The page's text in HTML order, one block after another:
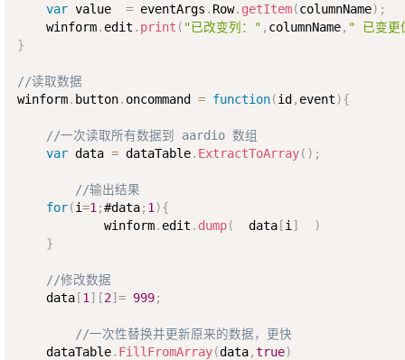
var value = eventArgs . Row. getItem(columnName) ;
    winform
. edit . print ( "已改变列：" , columnName, " 已变更
}
//读取数据
winform. button. oncommand = function(id , event){
//一次读取所有数据到 aardio 数组
var data = dataTable. ExtractToArray( ) ;
//输出结果
for(i=1 ;#data; 1 ){
            winform
. edit . dump(
  data
[i ]
)
}
//修改数据
    data
[1 ] [2] = 999;
//一次性替换并更新原来的数据，更快
    dataTable
. FillFromArray(data,true)